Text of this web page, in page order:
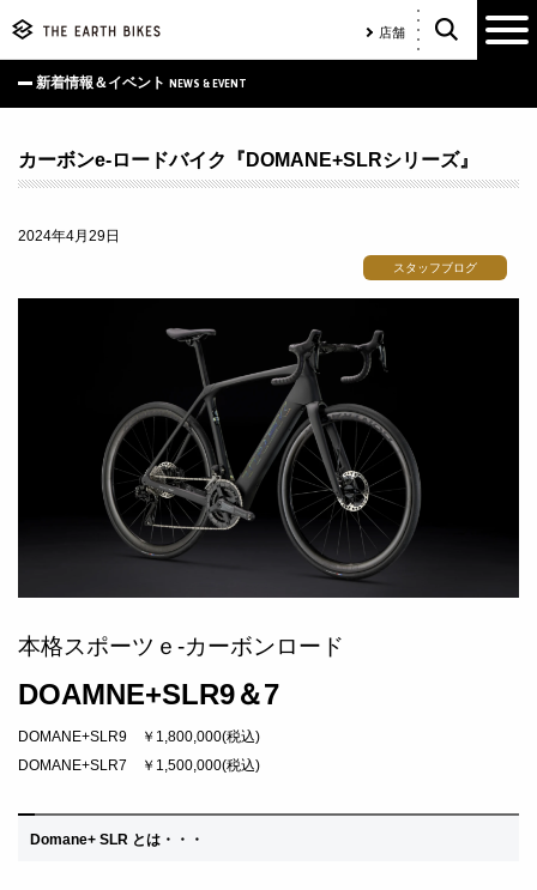
店舗
新着情報＆イベント NEWS & EVENT
カーボンe-ロードバイク『DOMANE+SLRシリーズ』
2024年4月29日
スタッフブログ
本格スポーツｅ-カーボンロード
DOAMNE+SLR9＆7
DOMANE+SLR9 ￥1,800,000(税込)
DOMANE+SLR7 ￥1,500,000(税込)
Domane+ SLR とは・・・